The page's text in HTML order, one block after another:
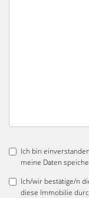
Ich bin
meine Daten
Ich/wir bestätige/n
diese Immobilie